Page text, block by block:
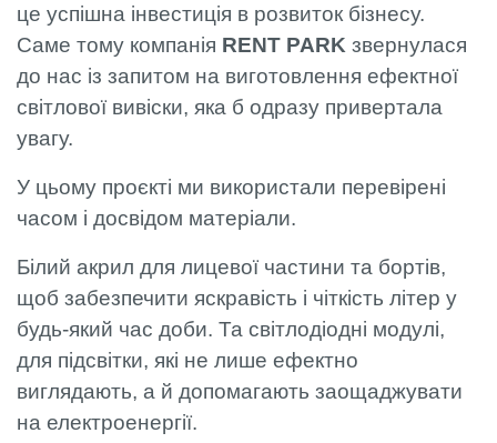
це успішна інвестиція в розвиток бізнесу.
Саме тому компанія RENT PARK звернулася
до нас із запитом на виготовлення ефектної
світлової вивіски, яка б одразу привертала
увагу.
У цьому проєкті ми використали перевірені
часом і досвідом матеріали.
Білий акрил для лицевої частини та бортів,
щоб забезпечити яскравість і чіткість літер у
будь-який час доби. Та світлодіодні модулі,
для підсвітки, які не лише ефектно
виглядають, а й допомагають заощаджувати
на електроенергії.